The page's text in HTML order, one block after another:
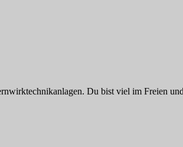
Du bist viel im Freien